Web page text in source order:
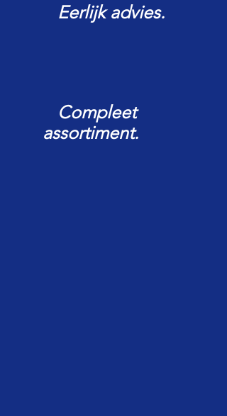
Eerlijk advies.
Compleet
assortiment.